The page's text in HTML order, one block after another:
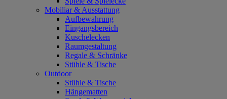
Mobiliar & Ausstattung
Aufbewahrung
Eingangsbereich
Kuschelecken
Raumgestaltung
Regale & Schränke
Stühle & Tische
Outdoor
Stühle & Tische
Hängematten